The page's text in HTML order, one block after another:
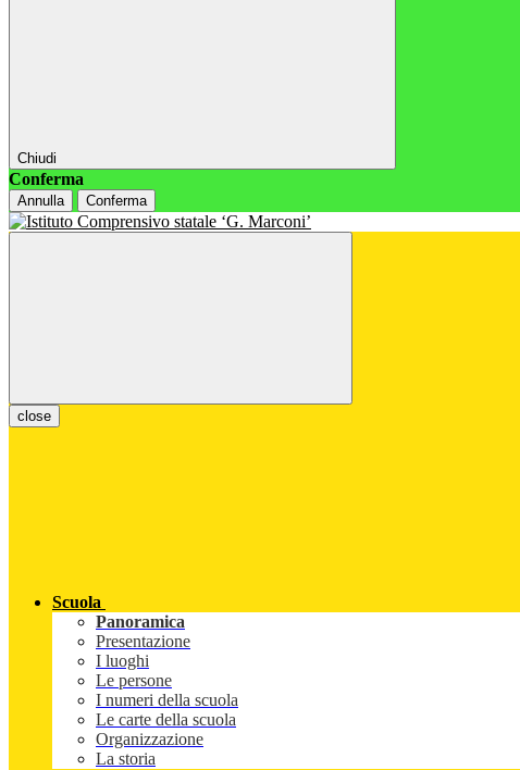
Chiudi
Conferma
Annulla Conferma
close
Scuola
Panoramica
Presentazione
I luoghi
Le persone
I numeri della scuola
Le carte della scuola
Organizzazione
La storia